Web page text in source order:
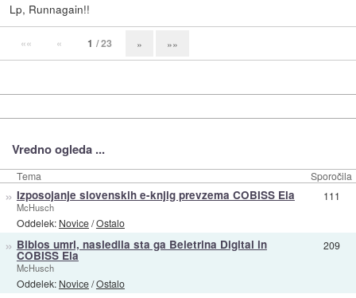
Lp, Runnagain!!
«« « 1 / 23 » »»
Vredno ogleda ...
Tema Sporočila
» Izposojanje slovenskih e-knjig prevzema COBISS Ela
McHusch
Oddelek: Novice/Ostalo
111
» Biblos umrl, nasledila sta ga Beletrina Digital in
COBISS Ela
McHusch
Oddelek: Novice/Ostalo
209